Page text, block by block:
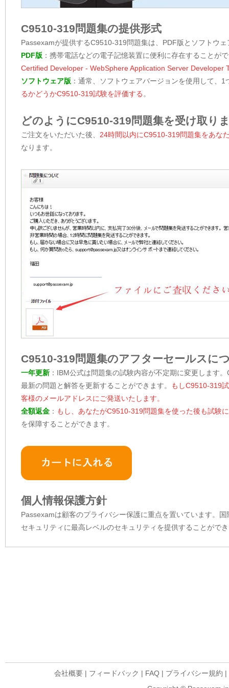
C9510-319問題集の提供形式
Passexamが提供するC9510-319問題集は、PDF版とソフトウ
PDF版 ：携帯電話などの電子記憶装置に便利に存在することが
Certified Developer - WebSphere Application Server Developer
ソフトウェア版 ：通常、ソフトウェアバージョンを使用して、
るかどうかC9510-319試験を評価する 。
どのようにC9510-319問題集を受け取り
ご注文をいただいた後、 24時間以内にC9510-319問題集をあな
なります。
C9510-319問題集のアフターセールスに
一年更新 ：IBM公式は問題集の試験内容が不定期に変更します
最新の問題と解答を更新することができます。
もしC9510-319
客様のメールアドレスにご発送いたします。
全額返金 ： もし、あなたがC9510-319問題集を使った後も試験
を保障することができます。
個人情報保護方針
Passexamは顧客のプライバシー保護に重点を置いています。
セキュリティに最高レベルのセキュリティを提供することがで
会社概要 | フィードバック | FAQ | プライバシー規約 |